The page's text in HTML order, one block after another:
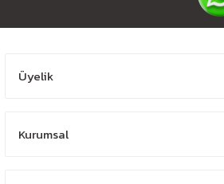
Üyelik
Kurumsal